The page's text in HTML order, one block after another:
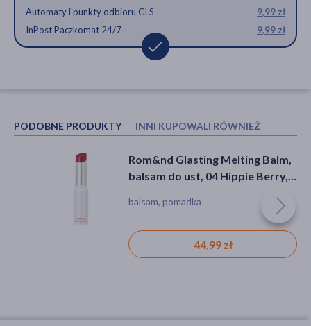
Automaty i punkty odbioru GLS
9,99 zł
InPost Paczkomat 24/7
9,99 zł
PODOBNE PRODUKTY INNI KUPOWALI RÓWNIEŻ
Rom&nd Glasting Melting Balm,
balsam do ust, 04 Hippie Berry,
balsam, pomadka
44,99 zł
Golden Rose, Sparkle Bright,
błyszcząca pomadka do ust, nr
pomadka, suchość
15,99 zł